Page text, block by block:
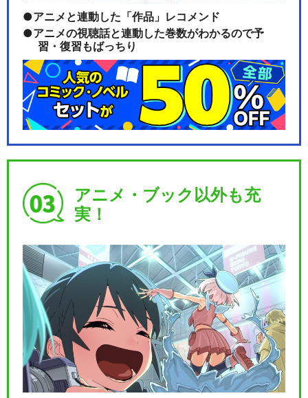
アニメと連動した「作品」レコメンド
アニメの視聴話と連動した巻数がわかるので予
習・復習もばっちり
アニメ・ブック以外も充
実！